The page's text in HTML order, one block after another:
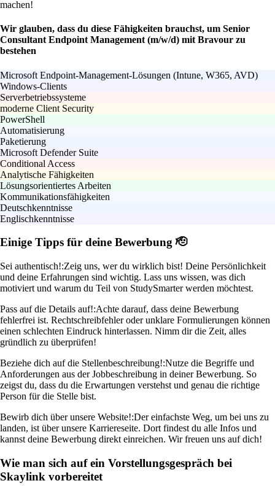
machen!
Wir glauben, dass du diese Fähigkeiten brauchst, um Senior
Consultant Endpoint Management (m/w/d) mit Bravour zu
bestehen
Microsoft Endpoint-Management-Lösungen (Intune, W365, AVD)
Windows-Clients
Serverbetriebssysteme
moderne Client Security
PowerShell
Automatisierung
Paketierung
Microsoft Defender Suite
Conditional Access
Analytische Fähigkeiten
Lösungsorientiertes Arbeiten
Kommunikationsfähigkeiten
Deutschkenntnisse
Englischkenntnisse
Einige Tipps für deine Bewerbung 🫡
Sei authentisch!:Zeig uns, wer du wirklich bist! Deine Persönlichkeit
und deine Erfahrungen sind wichtig. Lass uns wissen, was dich
motiviert und warum du Teil von StudySmarter werden möchtest.
Pass auf die Details auf!:Achte darauf, dass deine Bewerbung
fehlerfrei ist. Rechtschreibfehler oder unklare Formulierungen können
einen schlechten Eindruck hinterlassen. Nimm dir die Zeit, alles
gründlich zu überprüfen!
Beziehe dich auf die Stellenbeschreibung!:Nutze die Begriffe und
Anforderungen aus der Jobbeschreibung in deiner Bewerbung. So
zeigst du, dass du die Erwartungen verstehst und genau die richtige
Person für die Stelle bist.
Bewirb dich über unsere Website!:Der einfachste Weg, um bei uns zu
landen, ist über unsere Karriereseite. Dort findest du alle Infos und
kannst deine Bewerbung direkt einreichen. Wir freuen uns auf dich!
Wie man sich auf ein Vorstellungsgespräch bei
Skaylink vorbereitet